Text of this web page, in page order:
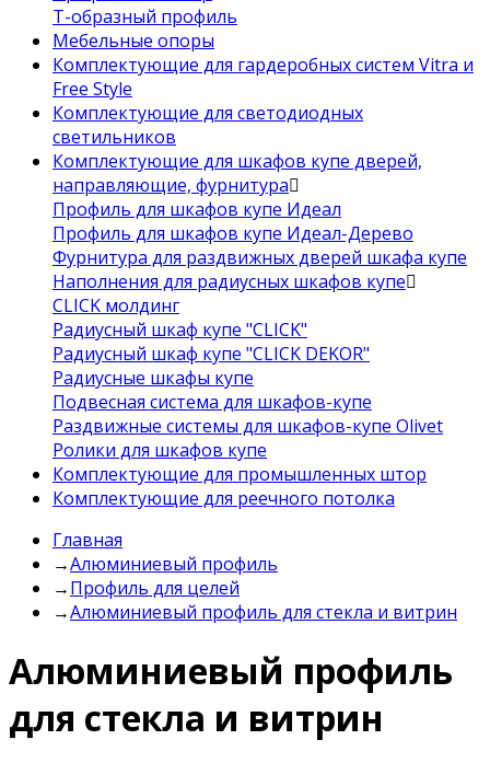
Т-образный профиль
Мебельные опоры
Комплектующие для гардеробных систем Vitra и
Free Style
Комплектующие для светодиодных
светильников
Комплектующие для шкафов купе дверей,
направляющие, фурнитура
Профиль для шкафов купе Идеал
Профиль для шкафов купе Идеал-Дерево
Фурнитура для раздвижных дверей шкафа купе
Наполнения для радиусных шкафов купе
CLICK молдинг
Радиусный шкаф купе "CLICK"
Радиусный шкаф купе "CLICK DEKOR"
Радиусные шкафы купе
Подвесная система для шкафов-купе
Раздвижные системы для шкафов-купе Olivet
Ролики для шкафов купе
Комплектующие для промышленных штор
Комплектующие для реечного потолка
Главная
→Алюминиевый профиль
→Профиль для целей
→Алюминиевый профиль для стекла и витрин
Алюминиевый профиль
для стекла и витрин